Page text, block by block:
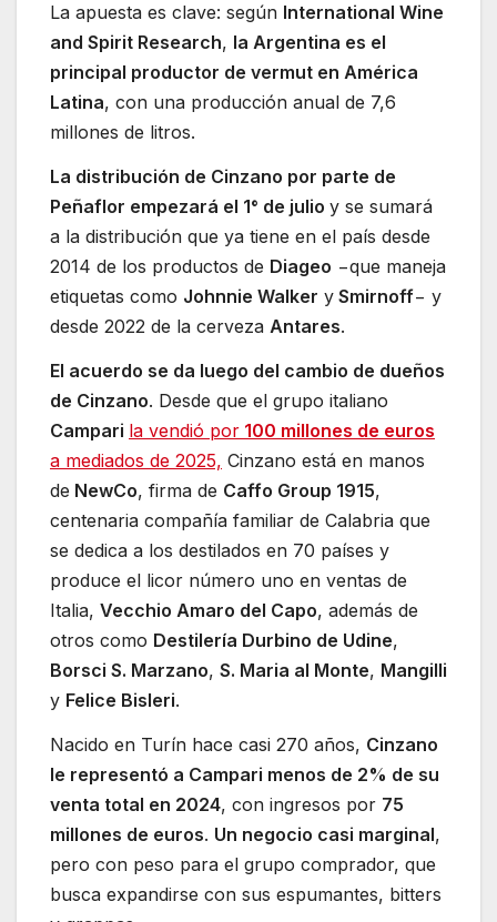
La apuesta es clave: según International Wine
and Spirit Research, la Argentina es el
principal productor de vermut en América
Latina, con una producción anual de 7,6
millones de litros.
La distribución de Cinzano por parte de
Peñaflor empezará el 1° de julio y se sumará
a la distribución que ya tiene en el país desde
2014 de los productos de Diageo −que maneja
etiquetas como Johnnie Walker y Smirnoff− y
desde 2022 de la cerveza Antares.
El acuerdo se da luego del cambio de dueños
de Cinzano. Desde que el grupo italiano
Campari la vendió por 100 millones de euros
a mediados de 2025, Cinzano está en manos
de NewCo, firma de Caffo Group 1915,
centenaria compañía familiar de Calabria que
se dedica a los destilados en 70 países y
produce el licor número uno en ventas de
Italia, Vecchio Amaro del Capo, además de
otros como Destilería Durbino de Udine,
Borsci S. Marzano, S. Maria al Monte, Mangilli
y Felice Bisleri.
Nacido en Turín hace casi 270 años, Cinzano
le representó a Campari menos de 2% de su
venta total en 2024, con ingresos por 75
millones de euros. Un negocio casi marginal,
pero con peso para el grupo comprador, que
busca expandirse con sus espumantes, bitters